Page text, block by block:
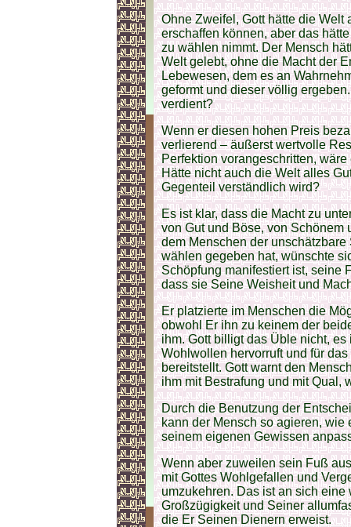
Ohne Zweifel, Gott hätte die
erschaffen können, aber das
zu wählen nimmt. Der Mensch
Welt gelebt, ohne die Macht der
Lebewesen, dem es an
geformt und dieser völlig
verdient?
Wenn er diesen hohen Preis
verlierend – äußerst wertvolle
Perfektion vorangeschritten,
Hätte nicht auch die Welt alles
Gegenteil verständlich wird?
Es ist klar, dass die Macht zu
von Gut und Böse, von Schönem
dem Menschen der
wählen gegeben hat, wünschte
Schöpfung manifestiert ist, seine
dass sie Seine Weisheit und
Er platzierte im Menschen die
obwohl Er ihn zu keinem der
ihm. Gott billigt das Üble nicht,
Wohlwollen hervorruft und für
bereitstellt. Gott warnt den
ihm mit Bestrafung und mit Qual,
Durch die Benutzung der
kann der Mensch so agieren, wie
seinem eigenen Gewissen
Wenn aber zuweilen sein Fuß
mit Gottes Wohlgefallen und
umzukehren. Das ist an sich
Großzügigkeit und Seiner
die Er Seinen Dienern erweist.